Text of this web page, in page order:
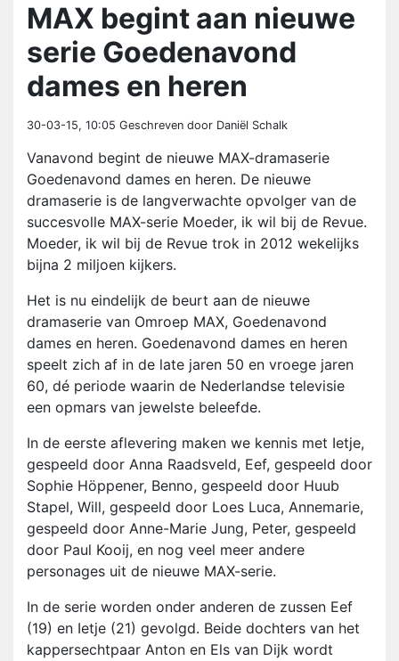
MAX begint aan nieuwe
serie Goedenavond
dames en heren
30-03-15, 10:05 Geschreven door Daniël Schalk
Vanavond begint de nieuwe MAX-dramaserie
Goedenavond dames en heren. De nieuwe
dramaserie is de langverwachte opvolger van de
succesvolle MAX-serie Moeder, ik wil bij de Revue.
Moeder, ik wil bij de Revue trok in 2012 wekelijks
bijna 2 miljoen kijkers.
Het is nu eindelijk de beurt aan de nieuwe
dramaserie van Omroep MAX, Goedenavond
dames en heren. Goedenavond dames en heren
speelt zich af in de late jaren 50 en vroege jaren
60, dé periode waarin de Nederlandse televisie
een opmars van jewelste beleefde.
In de eerste aflevering maken we kennis met Ietje,
gespeeld door Anna Raadsveld, Eef, gespeeld door
Sophie Höppener, Benno, gespeeld door Huub
Stapel, Will, gespeeld door Loes Luca, Annemarie,
gespeeld door Anne-Marie Jung, Peter, gespeeld
door Paul Kooij, en nog veel meer andere
personages uit de nieuwe MAX-serie.
In de serie worden onder anderen de zussen Eef
(19) en Ietje (21) gevolgd. Beide dochters van het
kappersechtpaar Anton en Els van Dijk wordt